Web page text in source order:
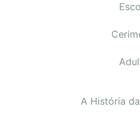
A História